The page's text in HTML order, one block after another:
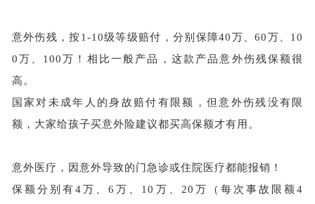
意外伤残，按1-10级等级赔付，分别保障40万、60万、10
0万、100万！相比一般产品，这款产品意外伤残保额很
高。
国家对未成年人的身故赔付有限额，但意外伤残没有限
额，大家给孩子买意外险建议都买高保额才有用。
意外医疗，因意外导致的门急诊或住院医疗都能报销！
保额分别有4万、6万、10万、20万（每次事故限额4